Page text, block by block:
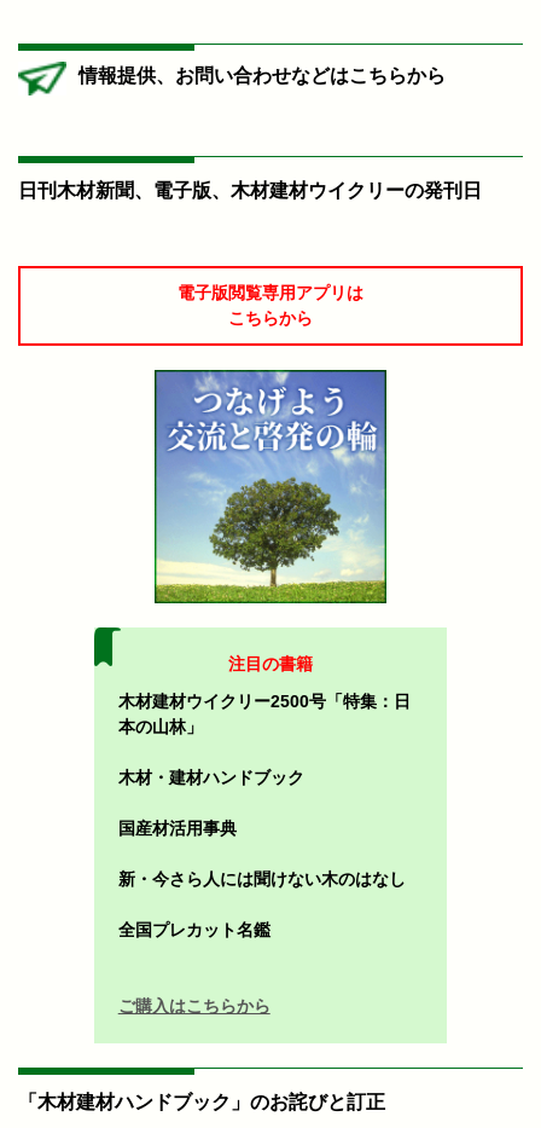
情報提供、お問い合わせなどはこちらから
日刊木材新聞、電子版、木材建材ウイクリーの発刊日
電子版閲覧専用アプリは
こちらから
注目の書籍
木材建材ウイクリー2500号「特集：日
本の山林」
木材・建材ハンドブック
国産材活用事典
新・今さら人には聞けない木のはなし
全国プレカット名鑑
ご購入はこちらから
「木材建材ハンドブック」のお詫びと訂正